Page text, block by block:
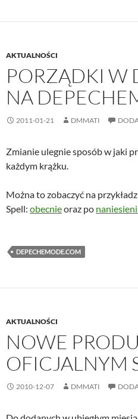
AKTUALNOŚCI
PORZĄDKI W
NA
2011-01-21 DMMATI
Zmianie ulegnie sposób w jaki
każdym krążku.
Można to zobaczyć na
Spell: obecnieoraz po
DEPECHEMODE.COM
AKTUALNOŚCI
NOWE
OFICJALNYM
2010-12-07 DMMATI